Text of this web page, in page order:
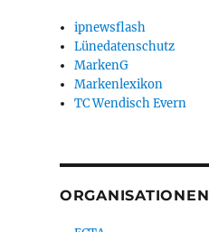
ipnewsflash
Lünedatenschutz
MarkenG
Markenlexikon
TC Wendisch Evern
ORGANISATIONEN